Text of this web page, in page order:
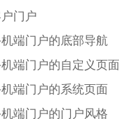
门户
端门户的底部导航
端门户的自定义页面
端门户的系统页面
端门户的门户风格